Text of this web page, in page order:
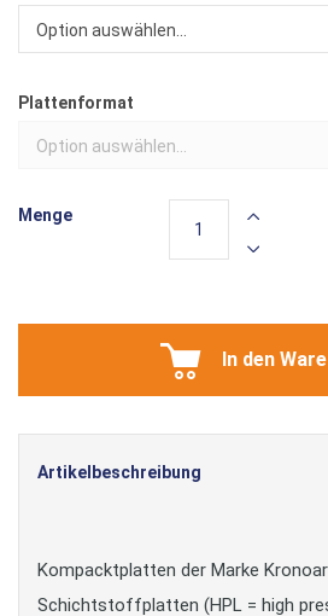
Option auswählen...
Plattenformat
Option auswählen...
Menge
In den
Artikelbeschreibung
Kompacktplatten der Marke
Schichtstoffplatten (HPL = high